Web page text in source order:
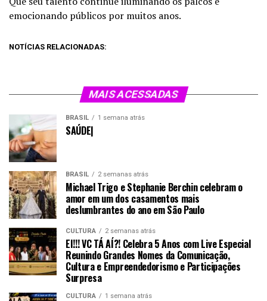
emocionando públicos por muitos anos.
NOTÍCIAS RELACIONADAS:
MAIS ACESSADAS
BRASIL 1 semana atrás
SAÚDE|
BRASIL 2 semanas atrás
Michael Trigo e Stephanie Berchin celebram o
amor em um dos casamentos mais
deslumbrantes do ano em São Paulo
CULTURA 2 semanas atrás
EI!!! VC TÁ AÍ?! Celebra 5 Anos com Live Especial
Reunindo Grandes Nomes da Comunicação,
Cultura e Empreendedorismo e Participações
Surpresa
CULTURA 1 semana atrás